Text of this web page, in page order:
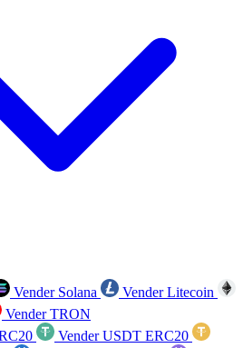
Vender Solana
Vender Litecoin
Vender TRON
Vender USDT ERC20